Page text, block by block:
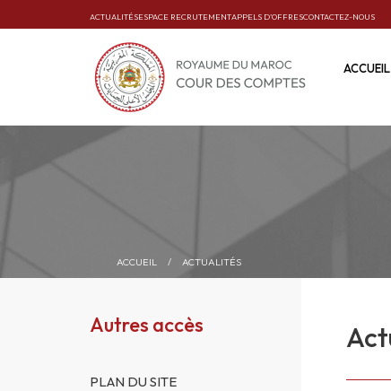
ACTUALITÉSESPACE RECRUTEMENTAPPELS D’OFFRESCONTACTEZ-NOUS
ACCUEIL
ACCUEIL / ACTUALITÉS
Autres accès
PLAN DU SITE